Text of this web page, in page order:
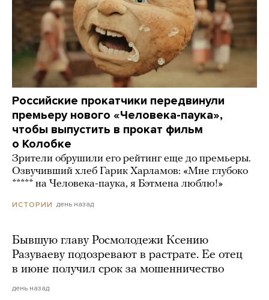
Российские прокатчики передвинули
премьеру нового «Человека-паука»,
чтобы выпустить в прокат фильм
о Колобке
Зрители обрушили его рейтинг еще до премьеры.
Озвучивший хлеб Гарик Харламов: «Мне глубоко
***** на Человека-паука, я Бэтмена люблю!»
ИСТОРИИ день назад
Бывшую главу Росмолодежи Ксению
Разуваеву подозревают в растрате. Ее отец
в июне получил срок за мошенничество
день назад